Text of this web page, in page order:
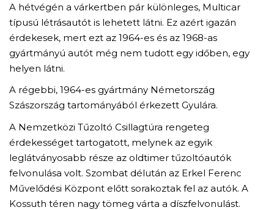
A hétvégén a várkertben pár különleges, Multicar
típusú létrásautót is lehetett látni. Ez azért igazán
érdekesek, mert ezt az 1964-es és az 1968-as
gyártmányú autót még nem tudott egy időben, egy
helyen látni.
A régebbi, 1964-es gyártmány Németország
Szászország tartományából érkezett Gyulára.
A Nemzetközi Tűzoltó Csillagtúra rengeteg
érdekességet tartogatott, melynek az egyik
leglátványosabb része az oldtimer tűzoltóautók
felvonulása volt. Szombat délután az Erkel Ferenc
Művelődési Központ előtt sorakoztak fel az autók. A
Kossuth téren nagy tömeg várta a díszfelvonulást.